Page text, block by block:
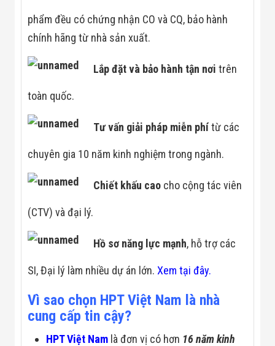
Thiết Bị Ngành
Giáo Dục
Giày Da, Túi
Thủy Sản
Thực Phẩm
Hàng
Điện Tử
Công An - Quân
Dự Án Khối Nhà
Máy
Logistics
phẩm đều có chứng nhận CO và CQ, bảo hành
chính hãng từ nhà sản xuất.
Lắp đặt và bảo hành tận nơi trên
toàn quốc.
Tư vấn giải pháp miễn phítừ các
chuyên gia 10 năm kinh nghiệm trong ngành.
Chiết khấu cao cho cộng tác viên
(CTV) và đại lý.
Hồ sơ năng lực mạnh, hỗ trợ các
SI, Đại lý làm nhiều dự án lớn.Xem tại đây.
Vì sao chọn HPT Việt Nam là nhà
cung cấp tin cậy?
HPT Việt Nam là đơn vị có hơn 16 năm kinh